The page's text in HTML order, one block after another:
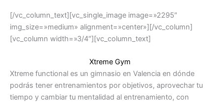
[/vc_column_text][vc_single_image image=»2295″
img_size=»medium» alignment=»center»][/vc_column]
[vc_column width=»3/4″][vc_column_text]
Xtreme Gym
Xtreme functional es un gimnasio en Valencia en dónde
podrás tener entrenamientos por objetivos, aprovechar tu
tiempo y cambiar tu mentalidad al entrenamiento, con